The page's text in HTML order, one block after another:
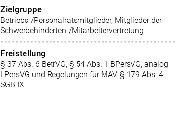
Zielgruppe
Betriebs-/Personalratsmitglieder, Mitglieder der
Schwerbehinderten-/Mitarbeitervertretung
Freistellung
§ 37 Abs. 6 BetrVG, § 54 Abs. 1 BPersVG, analog
LPersVG und Regelungen für MAV, § 179 Abs. 4
SGB IX